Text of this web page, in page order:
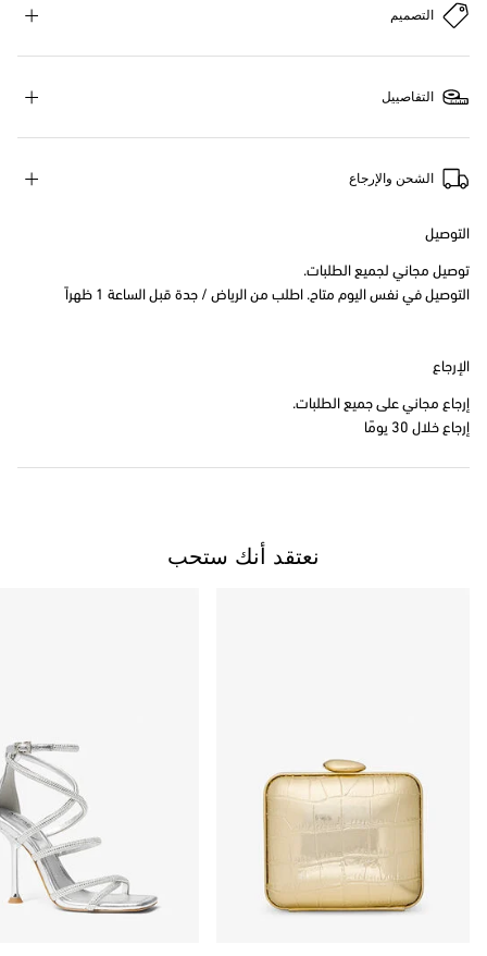
التصميم
التفاصييل
الشحن والإرجاع
التوصيل
توصيل مجاني لجميع الطلبات.
التوصيل في نفس اليوم متاح. اطلب من الرياض / جدة قبل الساعة 1 ظهراً
الإرجاع
إرجاع مجاني على جميع الطلبات.
إرجاع خلال 30 يومًا
نعتقد أنك ستحب